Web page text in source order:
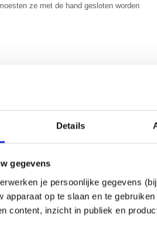
Details
gegevens
je persoonlijke gegevens
apparaat op te slaan en te
content, inzicht in publiek en
ze met de hand gesloten worden
een ander tentamen niet gehaald.
mijn zus zaterdag waarschijnlijk. Ze mag